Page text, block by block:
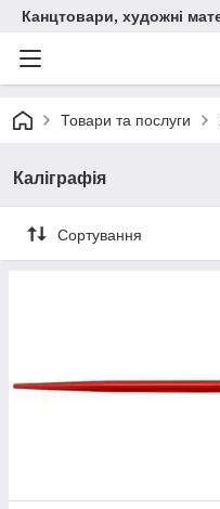
Канцтовари, художні
Товари та послуги
Каліграфія
Сортування